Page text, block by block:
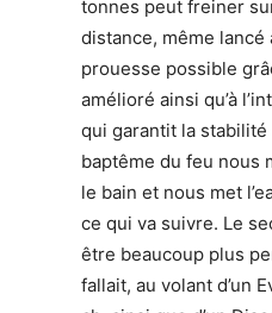
tonnes peut freiner
distance, même lancé
prouesse possible
amélioré ainsi qu’à
qui garantit la
baptême du feu nous
le bain et nous met
ce qui va suivre. Le
être beaucoup plus
fallait, au volant d’un